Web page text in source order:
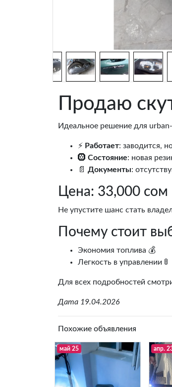
Продаю
Идеальное решение для
⚡ Работает: заводится,
🛞 Состояние: новая
📄 Документы:
Цена: 33,000 сом
Не упустите шанс стать
Почему стоит
Экономия топлива 💰
Легкость в управлении 🚦
Для всех подробностей
Дата 19.04.2026
Похожие объявления
май 25 апр.